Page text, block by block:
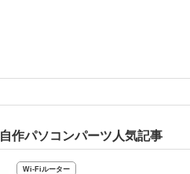
自作パソコンパーツ人気記事
Wi-Fiルーター